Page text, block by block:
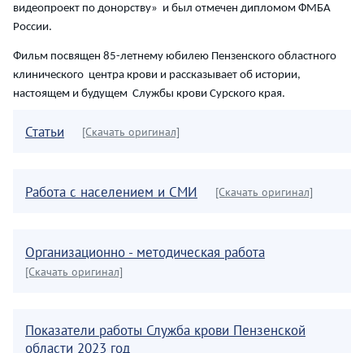
видеопроект по донорству» и был отмечен дипломом ФМБА
России.
Фильм посвящен 85-летнему юбилею Пензенского областного
клинического центра крови и рассказывает об истории,
настоящем и будущем Службы крови Сурского края.
Статьи [Скачать оригинал]
Работа с населением и СМИ [Скачать оригинал]
Организационно - методическая работа
[Скачать оригинал]
Показатели работы Служба крови Пензенской
области 2023 год